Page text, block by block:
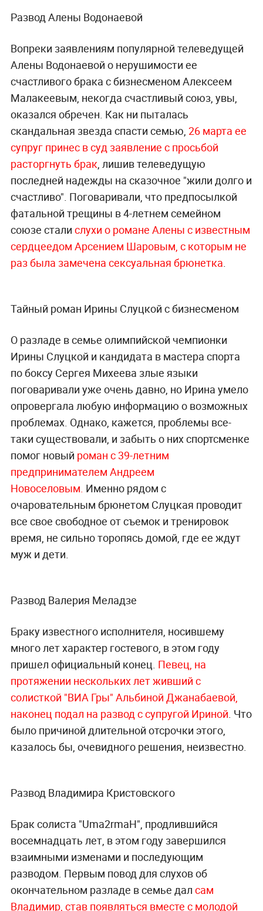
Развод Алены Водонаевой
Вопреки заявлениям популярной телеведущей
Алены Водонаевой о нерушимости ее
счастливого брака с бизнесменом Алексеем
Малакеевым, некогда счастливый союз, увы,
оказался обречен. Как ни пыталась
скандальная звезда спасти семью, 26 марта ее
супруг принес в суд заявление с просьбой
расторгнуть брак, лишив телеведущую
последней надежды на сказочное "жили долго и
счастливо". Поговаривали, что предпосылкой
фатальной трещины в 4-летнем семейном
союзе стали слухи о романе Алены с известным
сердцеедом Арсением Шаровым, с которым не
раз была замечена сексуальная брюнетка.
Тайный роман Ирины Слуцкой с бизнесменом
О разладе в семье олимпийской чемпионки
Ирины Слуцкой и кандидата в мастера спорта
по боксу Сергея Михеева злые языки
поговаривали уже очень давно, но Ирина умело
опровергала любую информацию о возможных
проблемах. Однако, кажется, проблемы все-
таки существовали, и забыть о них спортсменке
помог новый роман с 39-летним
предпринимателем Андреем
Новоселовым. Именно рядом с
очаровательным брюнетом Слуцкая проводит
все свое свободное от съемок и тренировок
время, не сильно торопясь домой, где ее ждут
муж и дети.
Развод Валерия Меладзе
Браку известного исполнителя, носившему
много лет характер гостевого, в этом году
пришел официальный конец. Певец, на
протяжении нескольких лет живший с
солисткой "ВИА Гры" Альбиной Джанабаевой,
наконец подал на развод с супругой Ириной. Что
было причиной длительной отсрочки этого,
казалось бы, очевидного решения, неизвестно.
Развод Владимира Кристовского
Брак солиста "Uma2rmaH", продлившийся
восемнадцать лет, в этом году завершился
взаимными изменами и последующим
разводом. Первым повод для слухов об
окончательном разладе в семье дал сам
Владимир, став появляться вместе с молодой